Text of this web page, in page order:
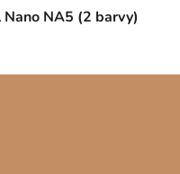
Nano NA5 (2 barvy)